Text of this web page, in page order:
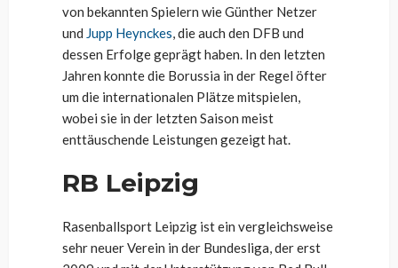
von bekannten Spielern wie Günther Netzer
und Jupp Heynckes, die auch den DFB und
dessen Erfolge geprägt haben. In den letzten
Jahren konnte die Borussia in der Regel öfter
um die internationalen Plätze mitspielen,
wobei sie in der letzten Saison meist
enttäuschende Leistungen gezeigt hat.
RB Leipzig
Rasenballsport Leipzig ist ein vergleichsweise
sehr neuer Verein in der Bundesliga, der erst